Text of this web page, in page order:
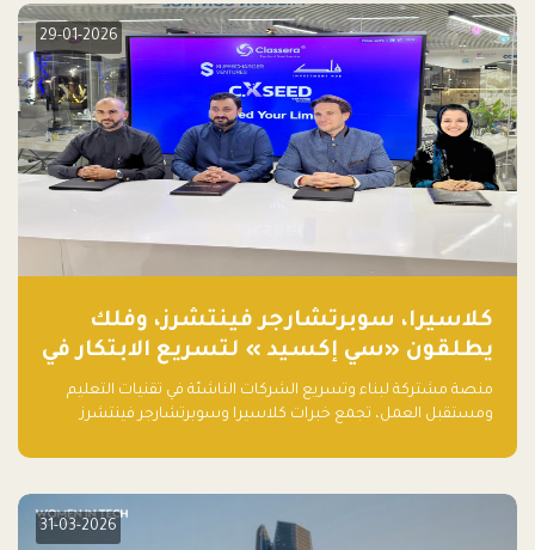
29-01-2026
كلاسيرا، سوبرتشارجر فينتشرز، وفلك
يطلقون «سي إكسيد » لتسريع الابتكار في
تقنيات التعليم ومستقبل العمل
منصة مشتركة لبناء وتسريع الشركات الناشئة في تقنيات التعليم
ومستقبل العمل، تجمع خبرات كلاسيرا وسوبرتشارجر فينتشرز
العالمية.
31-03-2026